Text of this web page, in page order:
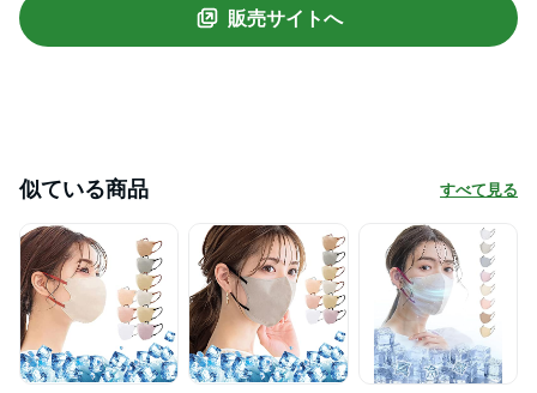
カラーマスク くちばし マスク 使い捨て 小
顔 チークマスク おしゃれ 小顔マスク (4D
販売サイトへ
似ている商品 すべて見る